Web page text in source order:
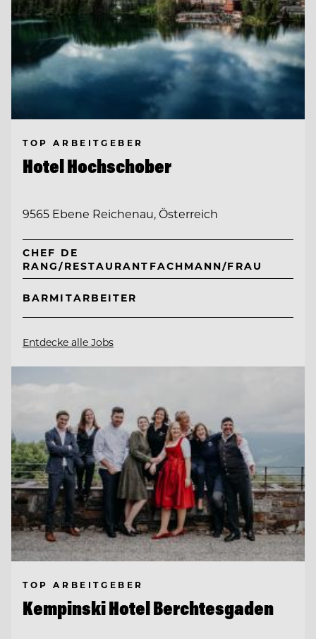
TOP ARBEITGEBER
Hotel Hochschober
9565 Ebene Reichenau, Österreich
CHEF DE
RANG/RESTAURANTFACHMANN/FRAU
BARMITARBEITER
Entdecke alle Jobs
TOP ARBEITGEBER
Kempinski Hotel Berchtesgaden